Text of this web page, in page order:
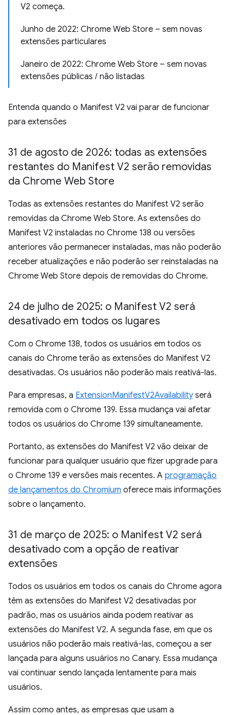
V2 começa.
Junho de 2022: Chrome Web Store – sem novas
extensões particulares
Janeiro de 2022: Chrome Web Store – sem novas
extensões públicas / não listadas
Entenda quando o Manifest V2 vai parar de funcionar
para extensões
31 de agosto de 2026: todas as extensões
restantes do Manifest V2 serão removidas
da Chrome Web Store
Todas as extensões restantes do Manifest V2 serão
removidas da Chrome Web Store. As extensões do
Manifest V2 instaladas no Chrome 138 ou versões
anteriores vão permanecer instaladas, mas não poderão
receber atualizações e não poderão ser reinstaladas na
Chrome Web Store depois de removidas do Chrome.
24 de julho de 2025: o Manifest V2 será
desativado em todos os lugares
Com o Chrome 138, todos os usuários em todos os
canais do Chrome terão as extensões do Manifest V2
desativadas. Os usuários não poderão mais reativá-las.
Para empresas, a ExtensionManifestV2Availability será
removida com o Chrome 139. Essa mudança vai afetar
todos os usuários do Chrome 139 simultaneamente.
Portanto, as extensões do Manifest V2 vão deixar de
funcionar para qualquer usuário que fizer upgrade para
o Chrome 139 e versões mais recentes. A programação
de lançamentos do Chromium oferece mais informações
sobre o lançamento.
31 de março de 2025: o Manifest V2 será
desativado com a opção de reativar
extensões
Todos os usuários em todos os canais do Chrome agora
têm as extensões do Manifest V2 desativadas por
padrão, mas os usuários ainda podem reativar as
extensões do Manifest V2. A segunda fase, em que os
usuários não poderão mais reativá-las, começou a ser
lançada para alguns usuários no Canary. Essa mudança
vai continuar sendo lançada lentamente para mais
usuários.
Assim como antes, as empresas que usam a